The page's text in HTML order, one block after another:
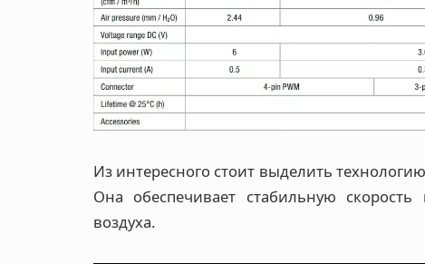
Из интересного стоит выделить
Она обеспечивает стабильную
воздуха.